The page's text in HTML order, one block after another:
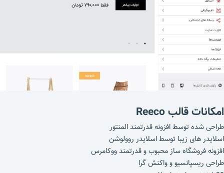
امکانات قالب Reeco
طراحی شده توسط افزونه قدرتمند المنتور
اسلایدر های زیبا توسط اسلایدر روولوشن
افزونه فروشگاه ساز محبوب و قدرتمند ووکامرس
طراحی ریسپانسیو و واکنش گرا